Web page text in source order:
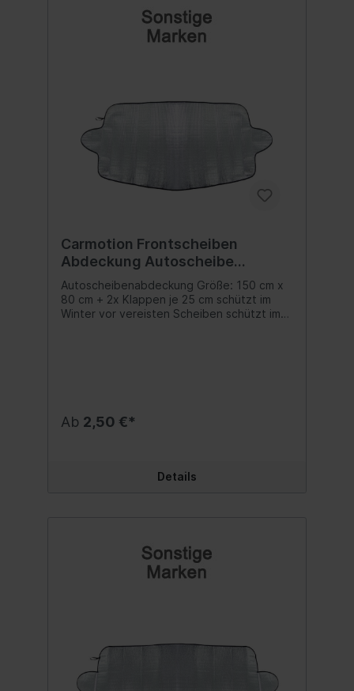
Carmotion Frontscheiben
Abdeckung Autoscheibe
Windschutzscheibe 150 x 80 cm
Autoscheibenabdeckung Größe: 150 cm x
80 cm + 2x Klappen je 25 cm schützt im
Winter vor vereisten Scheiben schützt im
Ab 2,50 €*
Details